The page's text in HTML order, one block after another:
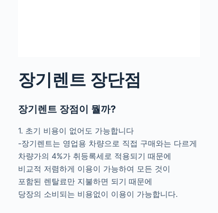
장기렌트 장단점
장기렌트 장점이 뭘까?
1. 초기 비용이 없어도 가능합니다
-장기렌트는 영업용 차량으로 직접 구매와는 다르게
차량가의 4%가 취등록세로 적용되기 때문에
비교적 저렴하게 이용이 가능하여 모든 것이
포함된 렌탈료만 지불하면 되기 때문에
당장의 소비되는 비용없이 이용이 가능합니다.